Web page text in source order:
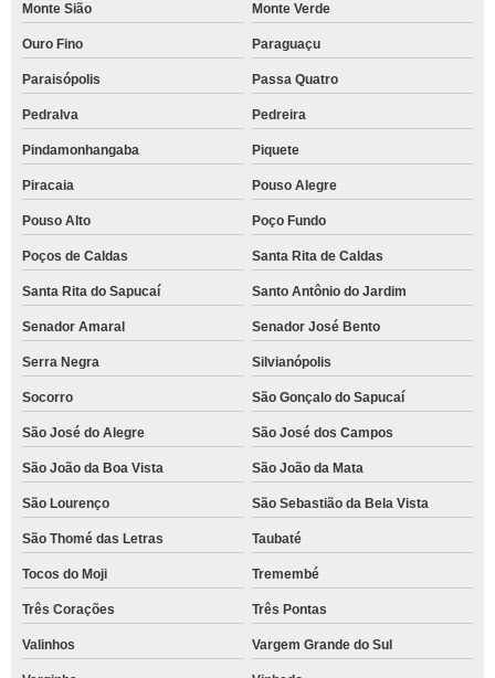
Monte Sião Monte Verde
Ouro Fino Paraguaçu
Paraisópolis Passa Quatro
Pedralva Pedreira
Pindamonhangaba Piquete
Piracaia Pouso Alegre
Pouso Alto Poço Fundo
Poços de Caldas Santa Rita de Caldas
Santa Rita do Sapucaí Santo Antônio do Jardim
Senador Amaral Senador José Bento
Serra Negra Silvianópolis
Socorro São Gonçalo do Sapucaí
São José do Alegre São José dos Campos
São João da Boa Vista São João da Mata
São Lourenço São Sebastião da Bela Vista
São Thomé das Letras Taubaté
Tocos do Moji Tremembé
Três Corações Três Pontas
Valinhos Vargem Grande do Sul